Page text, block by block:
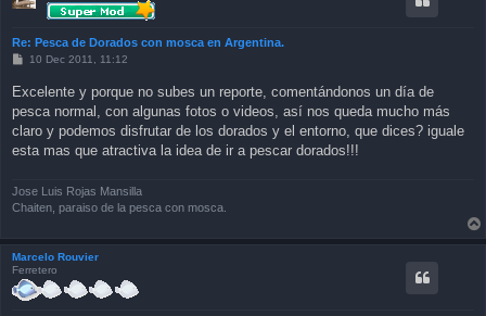
Re: Pesca de Dorados con mosca en Argentina.
P
t
10 Dec 2011, 11:12
Excelente y porque no subes un reporte, comentándonos un día de
pesca normal, con algunas fotos o videos, así nos queda mucho más
claro y podemos disfrutar de los dorados y el entorno, que dices? iguale
esta mas que atractiva la idea de ir a pescar dorados!!!
Jose Luis Rojas Mansilla
Chaiten, paraiso de la pesca con mosca.
Marcelo Rouvier
Ferretero